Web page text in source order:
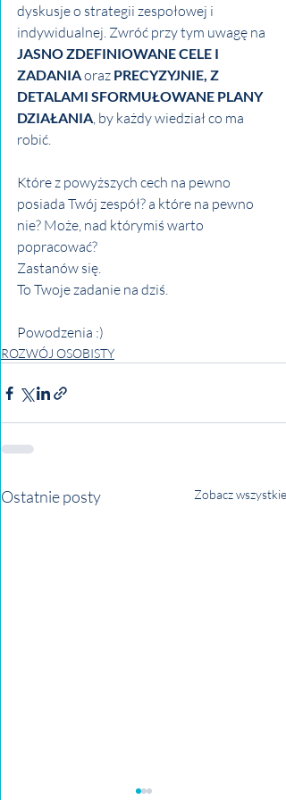
dyskusje o strategii zespołowej i
indywidualnej. Zwróć przy tym uwagę na
JASNO ZDEFINIOWANE CELE I
ZADANIA oraz PRECYZYJNIE, Z
DETALAMI SFORMUŁOWANE PLANY
DZIAŁANIA, by każdy wiedział co ma
robić.
Które z powyższych cech na pewno
posiada Twój zespół? a które na pewno
nie? Może, nad którymiś warto
popracować?
Zastanów się.
To Twoje zadanie na dziś.
Powodzenia :)
ROZWÓJ OSOBISTY
Ostatnie posty Zobacz wszystkie